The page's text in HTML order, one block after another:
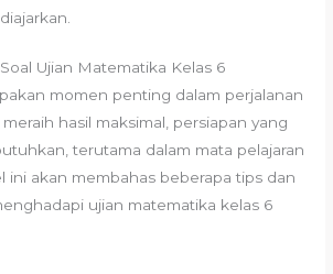
Ujian Matematika Kelas 6
momen penting dalam perjalanan
hasil maksimal, persiapan yang
terutama dalam mata pelajaran
ini akan membahas beberapa tips dan
ujian matematika kelas 6